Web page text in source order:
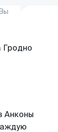
Анконы